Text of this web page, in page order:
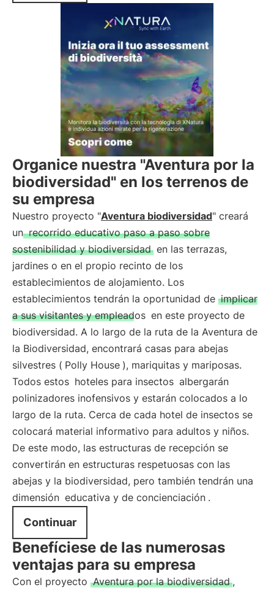
Organice nuestra "Aventura por la
biodiversidad" en los terrenos de
su empresa
Nuestro proyecto "Aventura biodiversidad" creará
un recorrido educativo paso a paso sobre
sostenibilidad y biodiversidad en las terrazas,
jardines o en el propio recinto de los
establecimientos de alojamiento. Los
establecimientos tendrán la oportunidad de implicar
a sus visitantes y empleados en este proyecto de
biodiversidad. A lo largo de la ruta de la Aventura de
la Biodiversidad, encontrará casas para abejas
silvestres ( Polly House ), mariquitas y mariposas.
Todos estos hoteles para insectos albergarán
polinizadores inofensivos y estarán colocados a lo
largo de la ruta. Cerca de cada hotel de insectos se
colocará material informativo para adultos y niños.
De este modo, las estructuras de recepción se
convertirán en estructuras respetuosas con las
abejas y la biodiversidad, pero también tendrán una
dimensión educativa y de concienciación .
Continuar
Benefíciese de las numerosas
ventajas para su empresa
Con el proyecto Aventura por la biodiversidad ,